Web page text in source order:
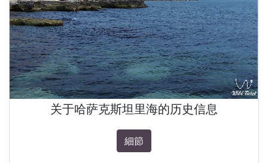
关于哈萨克斯坦里海的历史信息
細節